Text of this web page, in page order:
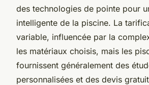
des technologies de pointe pour
intelligente de la piscine. La
variable, influencée par la
les matériaux choisis, mais les
fournissent généralement des
personnalisées et des devis